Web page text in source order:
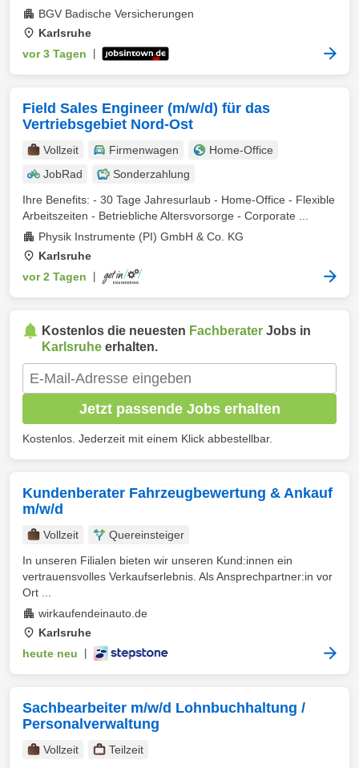
BGV Badische Versicherungen
Karlsruhe
vor 3 Tagen
Field Sales Engineer (m/w/d) für das
Vertriebsgebiet Nord-Ost
Vollzeit Firmenwagen
Home-Office
JobRad
Sonderzahlung
Ihre Benefits: - 30 Tage Jahresurlaub - Home-Office - Flexible
Arbeitszeiten - Betriebliche Altersvorsorge - Corporate ...
Physik Instrumente (PI) GmbH & Co. KG
Karlsruhe
vor 2 Tagen
Kostenlos die neuesten Fachberater Jobs in
Karlsruhe erhalten.
Jetzt passende Jobs erhalten
Kostenlos. Jederzeit mit einem Klick abbestellbar.
Kundenberater Fahrzeugbewertung & Ankauf
m/w/d
Vollzeit
Quereinsteiger
In unseren Filialen bieten wir unseren Kund:innen ein
vertrauensvolles Verkaufserlebnis. Als Ansprechpartner:in vor
Ort ...
wirkaufendeinauto.de
Karlsruhe
heute neu
Sachbearbeiter m/w/d Lohnbuchhaltung /
Personalverwaltung
Vollzeit Teilzeit